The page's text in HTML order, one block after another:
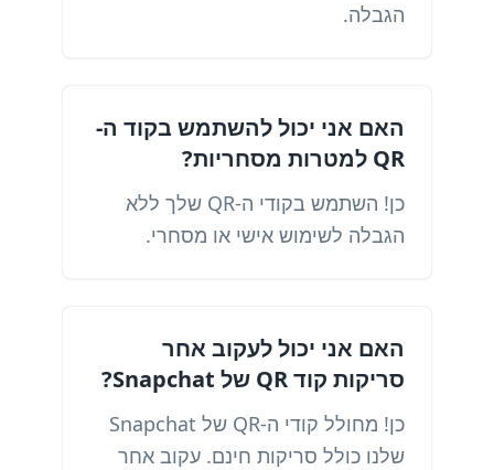
הגבלה.
האם אני יכול להשתמש בקוד ה-
QR למטרות מסחריות?
כן! השתמש בקודי ה-QR שלך ללא
הגבלה לשימוש אישי או מסחרי.
האם אני יכול לעקוב אחר
סריקות קוד QR של Snapchat?
כן! מחולל קודי ה-QR של Snapchat
שלנו כולל סריקות חינם. עקוב אחר